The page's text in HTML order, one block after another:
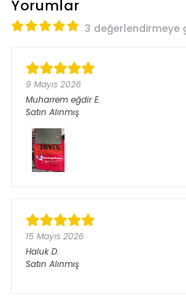
Yorumlar
3 değerlendirmeye
9 Mayıs 2026
Muharrem eğdirE.
Satın Alınmış
15 Mayıs 2026
Haluk D.
Satın Alınmış